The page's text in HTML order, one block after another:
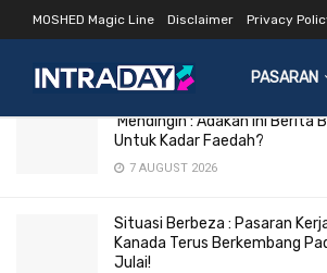
LATEST TRENDING
‘Mendingin’: Adakah Ini Berita
Untuk Kadar Faedah?
7 AUGUST 2026
Situasi Berbeza : Pasaran
Kanada Terus Berkembang
Julai!
MOSHED Magic Line Disclaimer Privacy
PASARAN